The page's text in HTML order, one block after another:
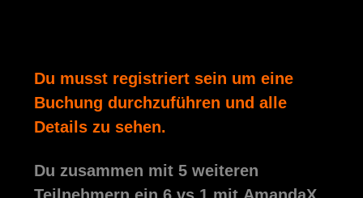
Du musst registriert sein um eine
Buchung durchzuführen und alle
Details zu sehen.
Du zusammen mit 5 weiteren
Teilnehmern ein 6 vs 1 mit AmandaX.